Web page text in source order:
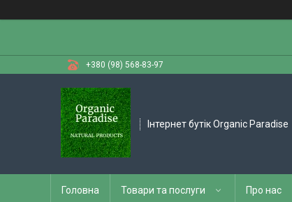
+380 (98) 568-83-97
Інтернет бутік Organic Paradise
Головна Товари та послуги Про нас